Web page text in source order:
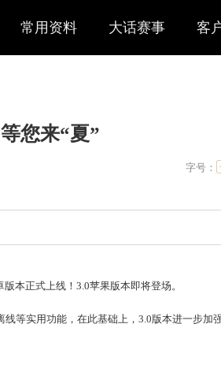
常用资料 大话赛事 客
华丽升级 等您来“夏”
功能的3.0安卓版本正式上线！3.0苹
帐号、角色离线等实用功能，在此